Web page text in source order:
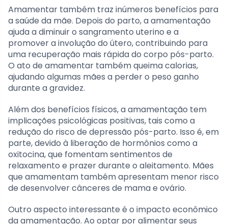
Amamentar também traz inúmeros benefícios para
a saúde da mãe. Depois do parto, a amamentação
ajuda a diminuir o sangramento uterino e a
promover a involução do útero, contribuindo para
uma recuperação mais rápida do corpo pós-parto.
O ato de amamentar também queima calorias,
ajudando algumas mães a perder o peso ganho
durante a gravidez.
Além dos benefícios físicos, a amamentação tem
implicações psicológicas positivas, tais como a
redução do risco de depressão pós-parto. Isso é, em
parte, devido à liberação de hormônios como a
oxitocina, que fomentam sentimentos de
relaxamento e prazer durante o aleitamento. Mães
que amamentam também apresentam menor risco
de desenvolver cânceres de mama e ovário.
Outro aspecto interessante é o impacto econômico
da amamentação. Ao optar por alimentar seus